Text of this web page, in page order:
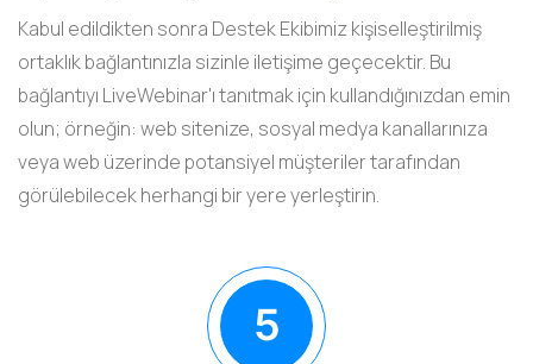
Kabul edildikten sonra Destek Ekibimiz kişiselleştirilmiş
ortaklık bağlantınızla sizinle iletişime geçecektir. Bu
bağlantıyı LiveWebinar'ı tanıtmak için kullandığınızdan emin
olun; örneğin: web sitenize, sosyal medya kanallarınıza
veya web üzerinde potansiyel müşteriler tarafından
görülebilecek herhangi bir yere yerleştirin.